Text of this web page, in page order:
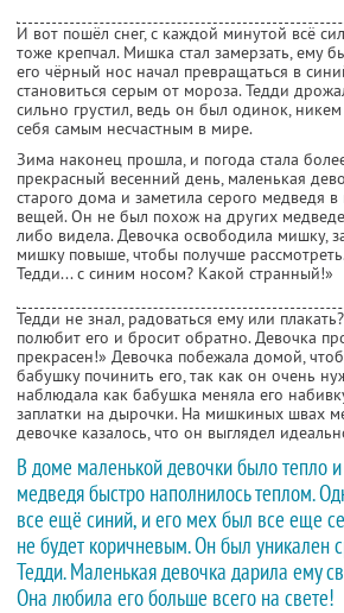
И вот пошёл снег, с каждой минутой всё
тоже крепчал. Мишка стал замерзать, ему
его чёрный нос начал превращаться в
становиться серым от мороза. Тедди
сильно грустил, ведь он был одинок,
себя самым несчастным в мире.
Зима наконец прошла, и погода стала
прекрасный весенний день, маленькая
старого дома и заметила серого медведя
вещей. Он не был похож на других
либо видела. Девочка освободила мишку,
мишку повыше, чтобы получше
Тедди... с синим носом? Какой странный!»
Тедди не знал, радоваться ему или
полюбит его и бросит обратно. Девочка
прекрасен!» Девочка побежала домой,
бабушку починить его, так как он очень
наблюдала как бабушка меняла его
заплатки на дырочки. На мишкиных швах
девочке казалось, что он выглядел
В доме маленькой девочки было тепло
медведя быстро наполнилось теплом.
все ещё синий, и его мех был все еще
не будет коричневым. Он был уникален
Тедди. Маленькая девочка дарила ему
Она любила его больше всего на свете!